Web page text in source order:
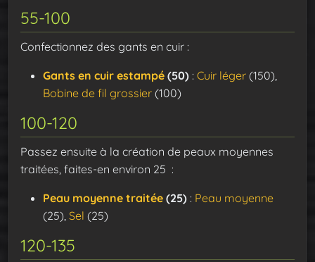
55-100
Confectionnez des gants en cuir :
Gants en cuir estampé (50) : Cuir léger (150),
Bobine de fil grossier (100)
100-120
Passez ensuite à la création de peaux moyennes
traitées, faites-en environ 25 :
Peau moyenne traitée (25) : Peau moyenne
(25), Sel (25)
120-135